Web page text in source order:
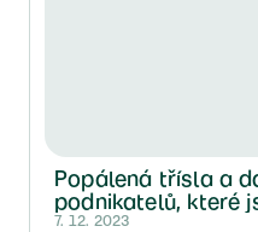
Popálená třísla a
podnikatelů, které
7. 12. 2023